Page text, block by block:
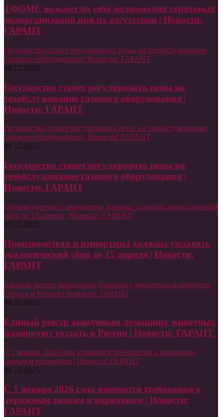
ТФОМС возьмет на себя полномочия страховых
медорганизаций при их отсутствии | Новости:
ГАРАНТ
Государство станет регулировать цены на техобслуживание
газового оборудования | Новости: ГАРАНТ
08.12.2025
Государство станет регулировать цены на
техобслуживание газового оборудования |
Новости: ГАРАНТ
Государство станет регулировать цены на техобслуживание
газового оборудования | Новости: ГАРАНТ
08.12.2025
Государство станет регулировать цены на
техобслуживание газового оборудования |
Новости: ГАРАНТ
Производители и импортеры должны уплатить экологический
сбор до 15 апреля | Новости: ГАРАНТ
08.12.2025
Производители и импортеры должны уплатить
экологический сбор до 15 апреля | Новости:
ГАРАНТ
Единый реестр заводчиков домашних животных планируют
создать в России | Новости: ГАРАНТ
08.12.2025
Единый реестр заводчиков домашних животных
планируют создать в России | Новости: ГАРАНТ
С 1 января 2026 года изменятся требования к дорожным
знакам и парковкам | Новости: ГАРАНТ
08.12.2025
С 1 января 2026 года изменятся требования к
дорожным знакам и парковкам | Новости:
ГАРАНТ